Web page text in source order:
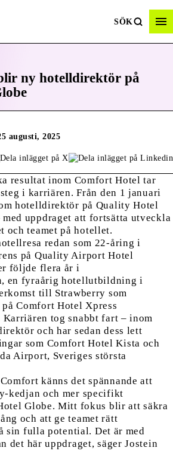
SÖK
ny hotelldirektör på
augusti, 2025
resultat inom Comfort Hotel tar
i karriären. Från den 1 januari
hotelldirektör på Quality Hotel
uppdraget att fortsätta utveckla
och teamet på hotellet.
redan som 22-åring i
på Quality Airport Hotel
följde flera år i
en fyraårig hotellutbildning i
till Strawberry som
Comfort Hotel Xpress
tog snabbt fart – inom
och har sedan dess lett
som Comfort Hotel Kista och
Airport, Sveriges största
känns det spännande att
kedjan och mer specifikt
Globe. Mitt fokus blir att säkra
och att ge teamet rätt
sin fulla potential. Det är med
det här uppdraget, säger Jostein